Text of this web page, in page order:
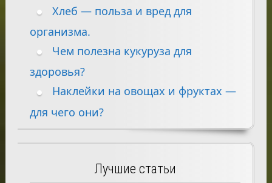
Хлеб — польза и вред для
организма.
Чем полезна кукуруза для
здоровья?
Наклейки на овощах и фруктах —
для чего они?
Лучшие статьи